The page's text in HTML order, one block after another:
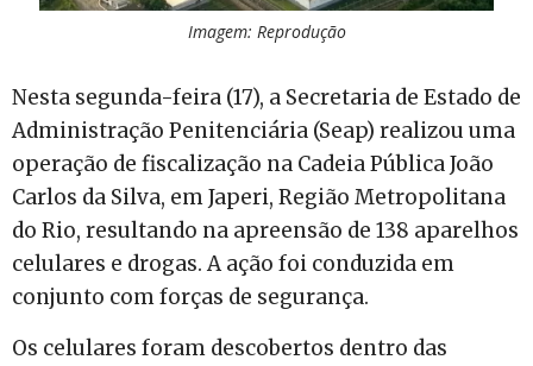
Imagem: Reprodução
Nesta segunda-feira (17), a Secretaria de Estado de
Administração Penitenciária (Seap) realizou uma
operação de fiscalização na Cadeia Pública João
Carlos da Silva, em Japeri, Região Metropolitana
do Rio, resultando na apreensão de 138 aparelhos
celulares e drogas. A ação foi conduzida em
conjunto com forças de segurança.
Os celulares foram descobertos dentro das